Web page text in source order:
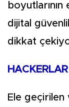
dijital
dikkat
Ele